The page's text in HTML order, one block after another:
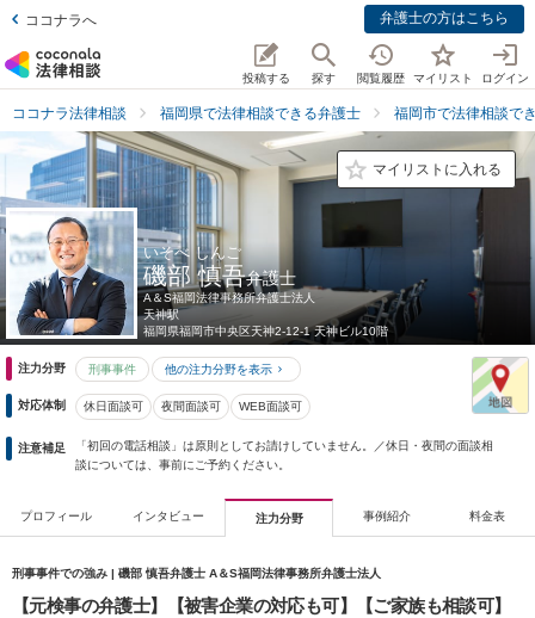
ココナラへ 弁護士の方はこちら
投稿する 探す 閲覧履歴 マイリスト ログイン
ココナラ法律相談 福岡県で法律相談できる弁護士 福岡市で法律相談で
マイリストに入れる
いそべ しんご
磯部 慎吾弁護士
A＆S福岡法律事務所弁護士法人
天神駅
福岡県福岡市中央区天神2-12-1 天神ビル10階
注力分野 刑事事件 他の注力分野を表示
対応体制 休日面談可 夜間面談可 WEB面談可
注意補足
「初回の電話相談」は原則としてお請けしていません。／休日・夜間の面談相
談については、事前にご予約ください。
プロフィール インタビュー 注力分野 事例紹介 料金表
刑事事件での強み | 磯部 慎吾弁護士 A＆S福岡法律事務所弁護士法人
【元検事の弁護士】【被害企業の対応も可】【ご家族も相談可】